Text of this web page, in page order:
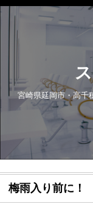
宮崎県延岡市・高千
梅雨入り前に！